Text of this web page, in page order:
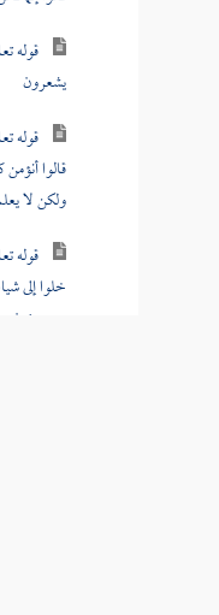
قوله
يشعرون
قوله
قالوا
ولكن لا
قوله
خلوا إلى
مستهزئون